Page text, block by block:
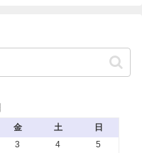
金 土
日
3 4 5